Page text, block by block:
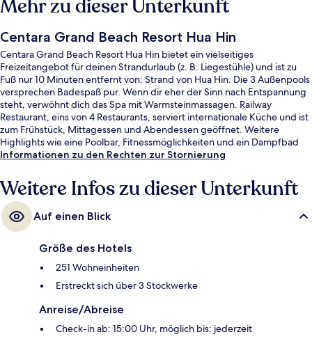
Mehr zu dieser Unterkunft
Centara Grand Beach Resort Hua Hin
Centara Grand Beach Resort Hua Hin bietet ein vielseitiges
Freizeitangebot für deinen Strandurlaub (z. B. Liegestühle) und ist zu
Fuß nur 10 Minuten entfernt von: Strand von Hua Hin. Die 3 Außenpools
versprechen Badespaß pur. Wenn dir eher der Sinn nach Entspannung
steht, verwöhnt dich das Spa mit Warmsteinmassagen. Railway
Restaurant, eins von 4 Restaurants, serviert internationale Küche und ist
zum Frühstück, Mittagessen und Abendessen geöffnet. Weitere
Highlights wie eine Poolbar, Fitnessmöglichkeiten und ein Dampfbad
sprechen für dieses Resort im luxuriösen Stil. Das hilfsbereite Personal
Reisenden.
Informationen zu den Rechten zur Stornierung
Weitere Infos zu dieser Unterkunft
Auf einen Blick
Größe des Hotels
251 Wohneinheiten
Erstreckt sich über 3 Stockwerke
Anreise/Abreise
Check-in ab: 15:00 Uhr, möglich bis: jederzeit